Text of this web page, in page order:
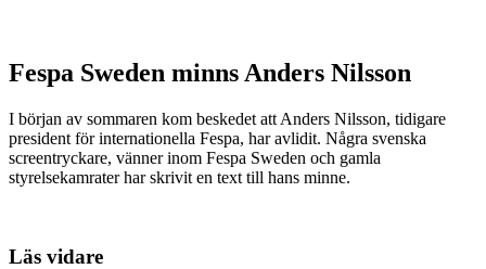
Fespa Sweden minns Anders Nilsson
I början av sommaren kom beskedet att Anders Nilsson, tidigare
president för internationella Fespa, har avlidit. Några svenska
screentryckare, vänner inom Fespa Sweden och gamla
styrelsekamrater har skrivit en text till hans minne.
Läs vidare